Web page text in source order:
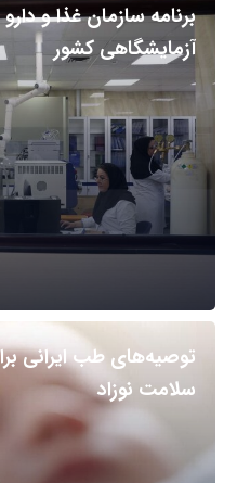
برنامه سازمان غذا و
آزمایشگاهی کشور
توصیه‌های طب ایرانی
سلامت نوزاد